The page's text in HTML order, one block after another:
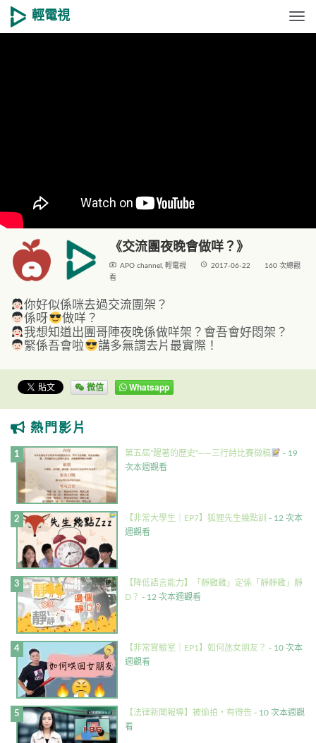
輕電視
《交流團夜晚會做咩？》
live_tv APO channel , 輕電視 access_time 2017-06-22
160 次總觀
看
你好似係咪去過交流團架？
係呀
做咩？
我想知道出團哥陣夜晚係做咩架？會吾會好悶架？
緊係吾會啦
講多無謂去片最實際！
微信 Whatsapp
熱門影片
第五屆”醒著的歷史”——三行詩比賽徵稿
- 19
次本週觀看
【非常大學生｜EP7】狐狸先生幾點訓 - 12 次本
週觀看
【降低語言能力】「靜雞雞」定係「靜靜雞」靜
D？ - 12 次本週觀看
【非常實驗室｜EP1】如何氹女朋友？ - 10 次本
週觀看
【法律新聞報導】被偷拍・有得告 - 10 次本週觀
看